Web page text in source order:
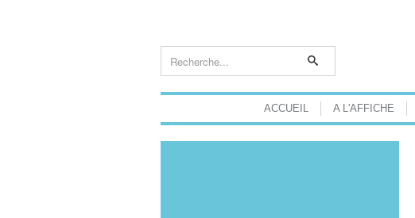
ACCUEIL A L'AFFICHE